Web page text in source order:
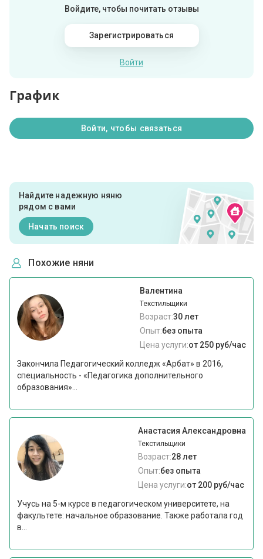
Войдите, чтобы почитать отзывы
Зарегистрироваться
Войти
График
Войти, чтобы связаться
Найдите надежную няню
рядом с вами
Начать поиск
Похожие няни
Валентина
Текстильщики
Возраст:30 лет
Опыт:без опыта
Цена услуги:от 250 руб/час
Закончила Педагогический колледж «Арбат» в 2016,
специальность - «Педагогика дополнительного
образования»...
Анастасия Александровна
Текстильщики
Возраст:28 лет
Опыт:без опыта
Цена услуги:от 200 руб/час
Учусь на 5-м курсе в педагогическом университете, на
факультете: начальное образование. Также работала год
в...